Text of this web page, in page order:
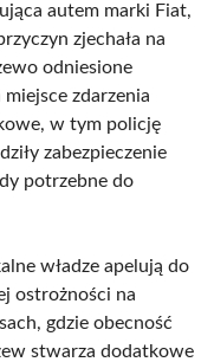
autem marki Fiat,
zjechała na
odniesione
zdarzenia
w tym policję
zabezpieczenie
potrzebne do
władze apelują do
ostrożności na
gdzie obecność
stwarza dodatkowe